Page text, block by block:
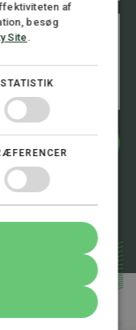
af
besøg
Site.
STATISTIK